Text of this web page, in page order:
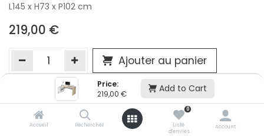
Price:
219,00 € Add to Cart
Accueil Rechercher
0
Liste
d'envies
Account
L145 x H73 x P102 cm
219,00 €
Ajouter au panier
Ajouter à la liste d'envie
Si vous ne pouvez pas ajouter cet article dans votre panier
victime de son succès et momentanément indisponible.